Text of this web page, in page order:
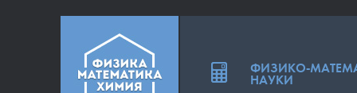
ФИЗИКО-
НАУКИ